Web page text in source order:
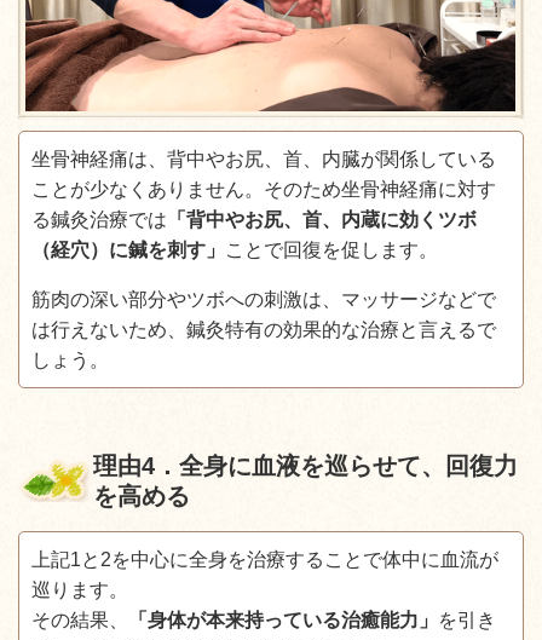
坐骨神経痛は、背中やお尻、首、内臓が関係している
ことが少なくありません。そのため坐骨神経痛に対す
る鍼灸治療では 「背中やお尻、首、内蔵に効くツボ
（経穴）に鍼を刺す」
ことで回復を促します。
筋肉の深い部分やツボへの刺激は、マッサージなどで
は行えないため、鍼灸特有の効果的な治療と言えるで
しょう。
理由4 ．全身に血液を巡らせて、回復力
を高める
上記1と2を中心に全身を治療することで体中に血流が
巡ります。
その結果、
「身体が本来持っている治癒能力」
を引き